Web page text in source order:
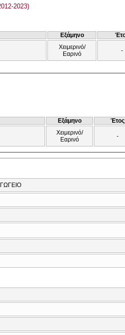
2023)
Εξάμηνο
Χειμερινό/
Εαρινό
-
Εξάμηνο Έτος
Χειμερινό/
Εαρινό
-